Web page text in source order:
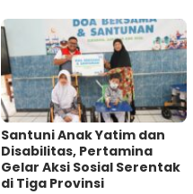
Santuni Anak Yatim dan
Disabilitas, Pertamina
Gelar Aksi Sosial Serentak
di Tiga Provinsi